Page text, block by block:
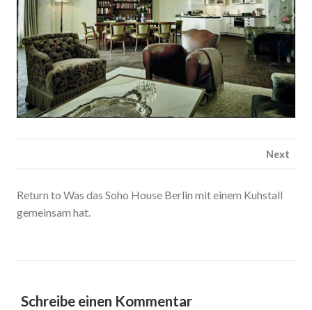
Next
Return to Was das Soho House Berlin mit einem Kuhstall
gemeinsam hat.
Schreibe einen Kommentar